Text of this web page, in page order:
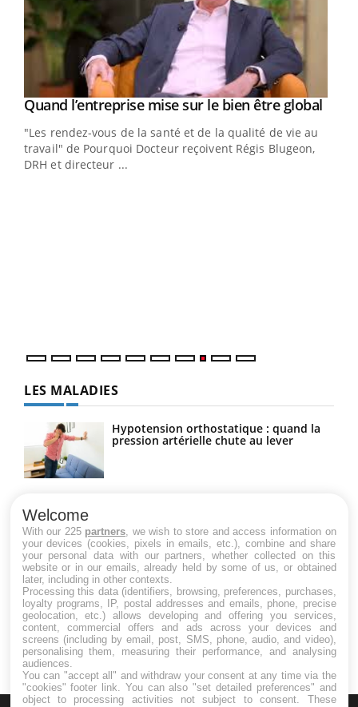
Youtube
Quand l’entreprise mise sur le bien être global
"Les rendez-vous de la santé et de la qualité de vie au
travail" de Pourquoi Docteur reçoivent Régis Blugeon,
DRH et directeur ...
LES MALADIES
Hypotension orthostatique : quand la
pression artérielle chute au lever
Maladie de Charcot (Sclérose latérale
amyotrophique)
Welcome
With our 225 partners , we wish to store and access information on
your devices (cookies, pixels in emails, etc.), combine and share
your personal data with our partners, whether collected on this
website or in our emails, already held by some of us, or obtained
later, including in other contexts.
Processing this data (identifiers, browsing, preferences, purchases,
loyalty programs, IP, postal addresses and emails, phone, precise
geolocation, etc.) allows developing and offering you services,
content, commercial offers and ads across your devices and
screens (including by email, post, SMS, phone, audio, and video),
personalising them, measuring their performance, and analysing
audiences.
You can "accept all" and withdraw your consent at any time via the
"cookies" footer link . You can also "set detailed preferences" and
object to processing activities not subject to consent. These